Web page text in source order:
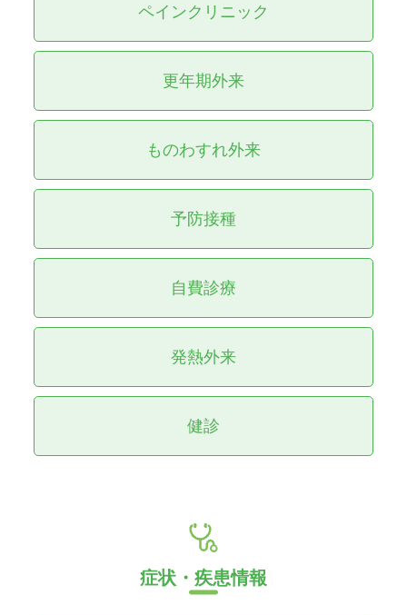
ペインクリニック
更年期外来
ものわすれ外来
予防接種
自費診療
発熱外来
健診
症状・疾患情報